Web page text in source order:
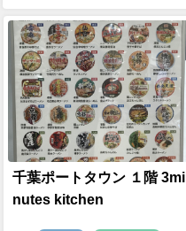
千葉ポートタウン １階 3mi
nutes kitchen